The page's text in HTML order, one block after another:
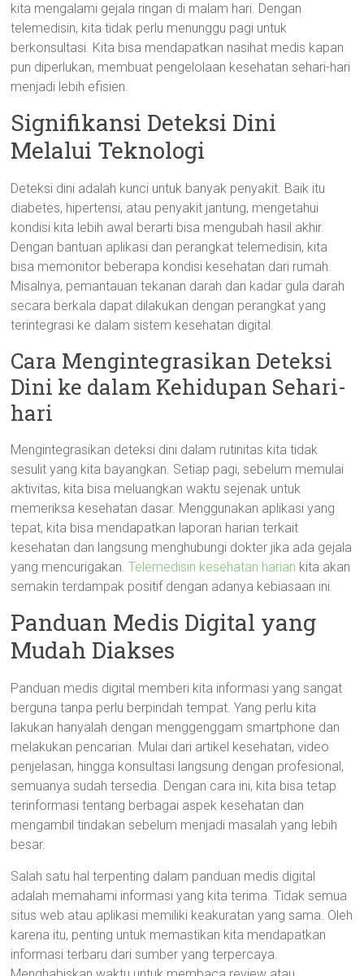
kita mengalami gejala ringan di malam hari. Dengan
telemedisin, kita tidak perlu menunggu pagi untuk
berkonsultasi. Kita bisa mendapatkan nasihat medis kapan
pun diperlukan, membuat pengelolaan kesehatan sehari-hari
menjadi lebih efisien.
Signifikansi Deteksi Dini
Melalui Teknologi
Deteksi dini adalah kunci untuk banyak penyakit. Baik itu
diabetes, hipertensi, atau penyakit jantung, mengetahui
kondisi kita lebih awal berarti bisa mengubah hasil akhir.
Dengan bantuan aplikasi dan perangkat telemedisin, kita
bisa memonitor beberapa kondisi kesehatan dari rumah.
Misalnya, pemantauan tekanan darah dan kadar gula darah
secara berkala dapat dilakukan dengan perangkat yang
terintegrasi ke dalam sistem kesehatan digital.
Cara Mengintegrasikan Deteksi
Dini ke dalam Kehidupan Sehari-
hari
Mengintegrasikan deteksi dini dalam rutinitas kita tidak
sesulit yang kita bayangkan. Setiap pagi, sebelum memulai
aktivitas, kita bisa meluangkan waktu sejenak untuk
memeriksa kesehatan dasar. Menggunakan aplikasi yang
tepat, kita bisa mendapatkan laporan harian terkait
kesehatan dan langsung menghubungi dokter jika ada gejala
yang mencurigakan.Telemedisin kesehatan harian kita akan
semakin terdampak positif dengan adanya kebiasaan ini.
Panduan Medis Digital yang
Mudah Diakses
Panduan medis digital memberi kita informasi yang sangat
berguna tanpa perlu berpindah tempat. Yang perlu kita
lakukan hanyalah dengan menggenggam smartphone dan
melakukan pencarian. Mulai dari artikel kesehatan, video
penjelasan, hingga konsultasi langsung dengan profesional,
semuanya sudah tersedia. Dengan cara ini, kita bisa tetap
terinformasi tentang berbagai aspek kesehatan dan
mengambil tindakan sebelum menjadi masalah yang lebih
besar.
Salah satu hal terpenting dalam panduan medis digital
adalah memahami informasi yang kita terima. Tidak semua
situs web atau aplikasi memiliki keakuratan yang sama. Oleh
karena itu, penting untuk memastikan kita mendapatkan
informasi terbaru dari sumber yang terpercaya.